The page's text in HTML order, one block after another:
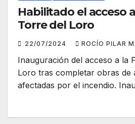
Habilitado el acceso
Torre del Loro
22/07/2024 ROCÍO PILAR
Inauguración del acceso a la
Loro tras completar obras de
afectadas por el incendio.